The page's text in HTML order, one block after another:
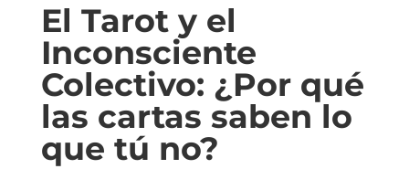
El Tarot y el
Inconsciente
Colectivo: ¿Por qué
las cartas saben lo
que tú no?